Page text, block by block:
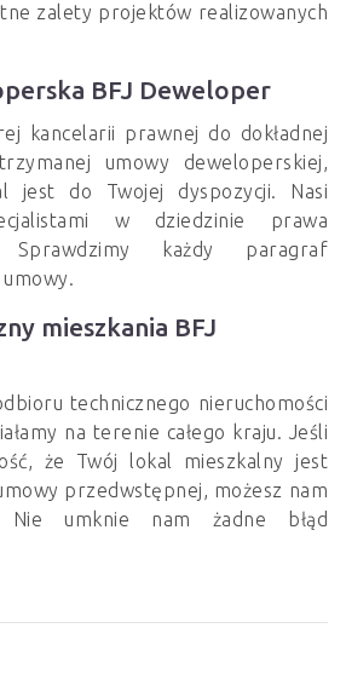
zalety projektów realizowanych
BFJ Deweloper
kancelarii prawnej do dokładnej
umowy deweloperskiej,
jest do Twojej dyspozycji. Nasi
w dziedzinie prawa
Sprawdzimy każdy paragraf
mieszkania BFJ
technicznego nieruchomości
na terenie całego kraju. Jeśli
że Twój lokal mieszkalny jest
przedwstępnej, możesz nam
umknie nam żadne błąd